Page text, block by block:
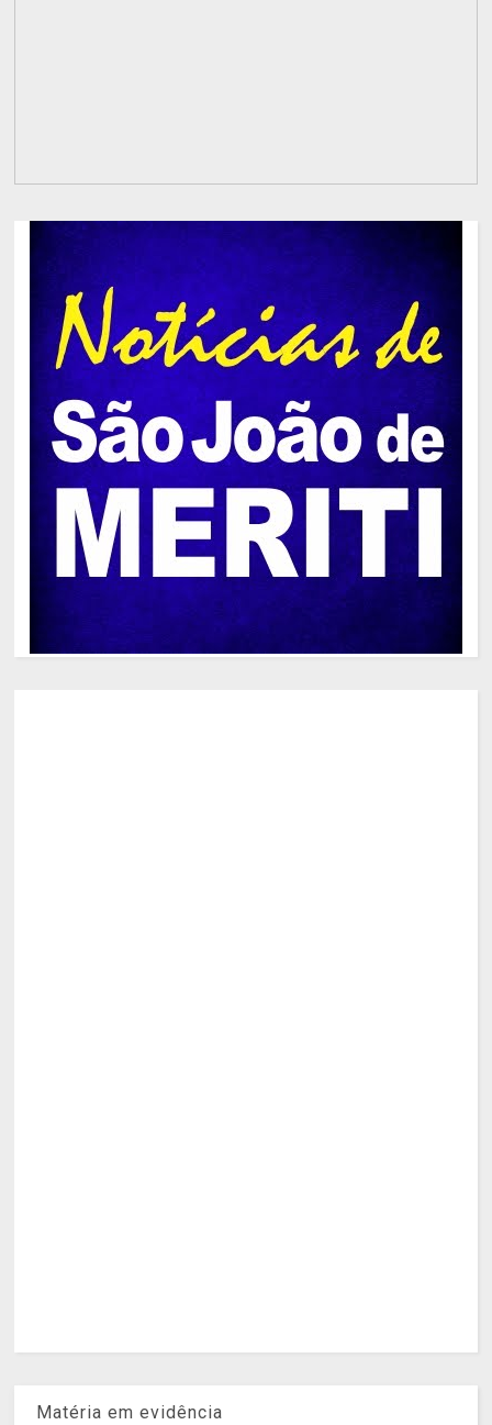
Matéria em evidência